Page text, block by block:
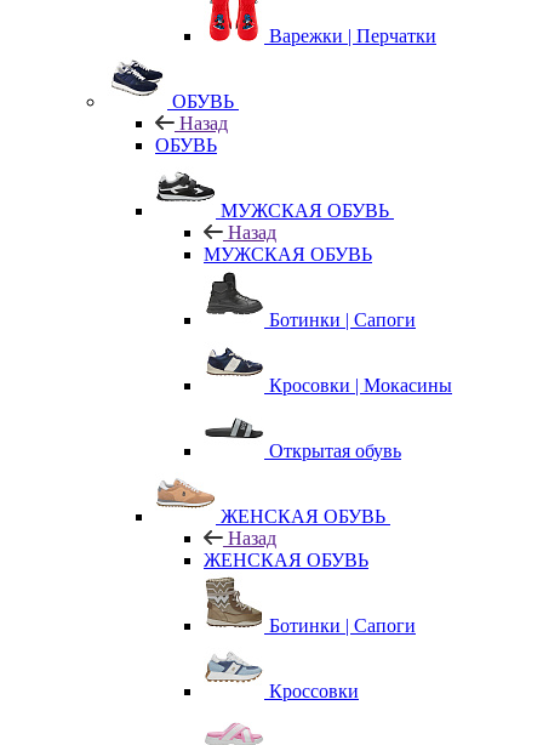
Варежки | Перчатки
ОБУВЬ
Назад
ОБУВЬ
МУЖСКАЯ ОБУВЬ
Назад
МУЖСКАЯ ОБУВЬ
Ботинки | Сапоги
Кросовки | Мокасины
Открытая обувь
ЖЕНСКАЯ ОБУВЬ
Назад
ЖЕНСКАЯ ОБУВЬ
Ботинки | Сапоги
Кроссовки